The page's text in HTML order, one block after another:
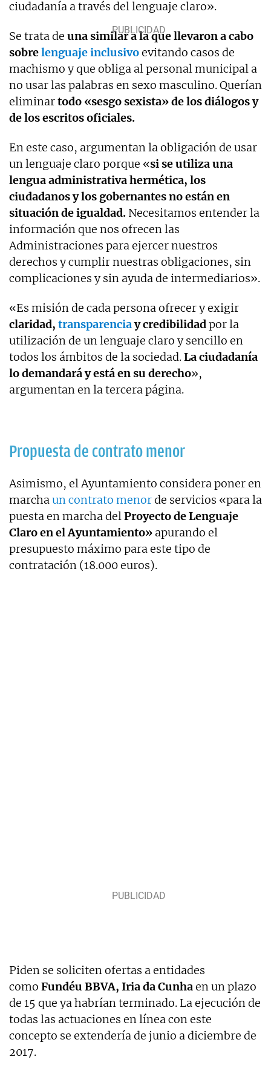
ciudadanía a través del lenguaje claro».
Se trata de una similar a la que llevaron a cabo
sobrelenguaje inclusivoevitando casos de
machismo y que obliga al personal municipal a
no usar las palabras en sexo masculino. Querían
eliminartodo «sesgo sexista» de los diálogos y
de los escritos oficiales.
En este caso, argumentan la obligación de usar
un lenguaje claro porque «si se utiliza una
lengua administrativa hermética, los
ciudadanos y los gobernantes no están en
situación de igualdad. Necesitamos entender la
información que nos ofrecen las
Administraciones para ejercer nuestros
derechos y cumplir nuestras obligaciones, sin
complicaciones y sin ayuda de intermediarios».
«Es misión de cada persona ofrecer y exigir
claridad, transparenciay credibilidadpor la
utilización de un lenguaje claro y sencillo en
todos los ámbitos de la sociedad.La ciudadanía
lo demandará y está en su derecho»,
argumentan en la tercera página.
Propuesta de contrato menor
Asimismo, el Ayuntamiento considera poner en
marchaun contrato menorde servicios «para la
puesta en marcha delProyecto de Lenguaje
Claro en el Ayuntamiento» apurando el
presupuesto máximo para este tipo de
contratación (18.000 euros).
Piden se soliciten ofertas a entidades
como Fundéu BBVA, Iria da Cunhaen un plazo
de 15 que ya habrían terminado. La ejecución de
todas las actuaciones en línea con este
concepto se extendería de junio a diciembre de
2017.